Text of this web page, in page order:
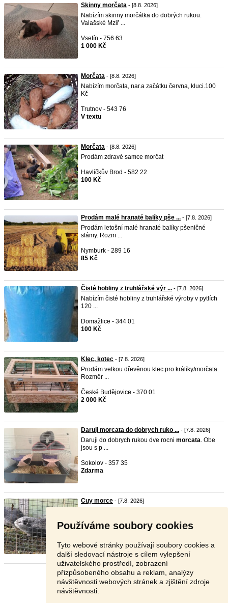
Používáme soubory cookies
Tyto webové stránky používají soubory cookies a
další sledovací nástroje s cílem vylepšení
uživatelského prostředí, zobrazení
přizpůsobeného obsahu a reklam, analýzy
návštěvnosti webových stránek a zjištění zdroje
návštěvnosti.
Skinny morčata - [8.8. 2026]
Nabízím skinny morčátka do dobrých rukou.
Valašské Mziř ...
Vsetín - 756 63
1 000 Kč
Morčata - [8.8. 2026]
Nabízím morčata, nar.a začátku června, kluci.100
Kč
Trutnov - 543 76
V textu
Morčata - [8.8. 2026]
Prodám zdravé samce morčat
Havlíčkův Brod - 582 22
100 Kč
Prodám malé hranaté balíky pše ... - [7.8. 2026]
Prodám letošní malé hranaté balíky pšeničné
slámy. Rozm ...
Nymburk - 289 16
85 Kč
Čisté hobliny z truhlářské výr ... - [7.8. 2026]
Nabízím čisté hobliny z truhlářské výroby v pytlích
120 ...
Domažlice - 344 01
100 Kč
Klec, kotec - [7.8. 2026]
Prodám velkou dřevěnou klec pro králíky/morčata.
Rozměr ...
České Budějovice - 370 01
2 000 Kč
Daruji morcata do dobrych ruko ... - [7.8. 2026]
Daruji do dobrych rukou dve rocni morcata. Obe
jsou s p ...
Sokolov - 357 35
Zdarma
Cuy morce - [7.8. 2026]
Kroměříž - 768 61
Stránka: 1 2 3 Další